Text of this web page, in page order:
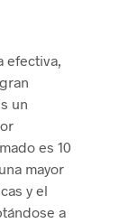
efectiva,
un
es 10
mayor
y el
a